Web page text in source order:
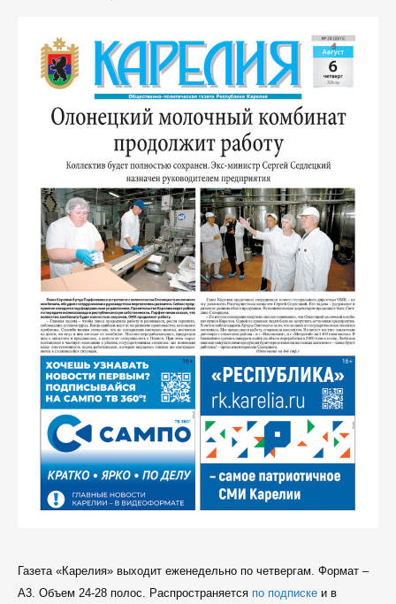
Газета «Карелия» выходит еженедельно по четвергам. Формат –
A3. Объем 24-28 полос. Распространяется по подпискеи в